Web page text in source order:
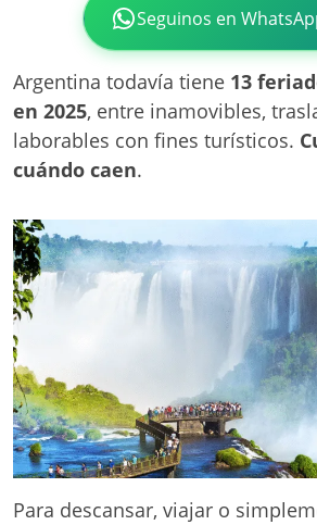
Seguinos en
Argentina todavía tiene 13
en 2025, entre inamovibles,
laborables con fines turísticos.
cuándo caen.
Para descansar, viajar o